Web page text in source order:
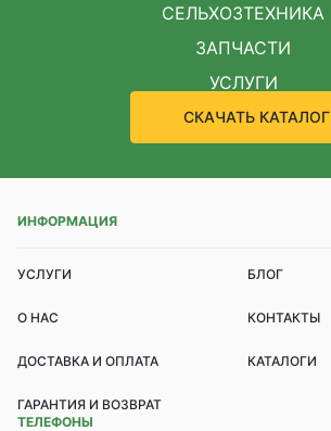
СЕЛЬХОЗТЕХНИКА
ЗАПЧАСТИ
УСЛУГИ
СКАЧАТЬ КАТАЛОГ
ИНФОРМАЦИЯ
УСЛУГИ БЛОГ
О НАС КОНТАКТЫ
ДОСТАВКА И ОПЛАТА КАТАЛОГИ
ГАРАНТИЯ И ВОЗВРАТ
ТЕЛЕФОНЫ